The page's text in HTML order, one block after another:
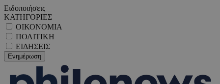
Ειδοποιήσεις
ΚΑΤΗΓΟΡΙΕΣ
ΟΙΚΟΝΟΜΙΑ
ΠΟΛΙΤΙΚΗ
ΕΙΔΗΣΕΙΣ